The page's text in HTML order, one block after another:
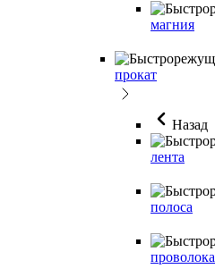
магния
прокат
Назад
лента
полоса
проволока